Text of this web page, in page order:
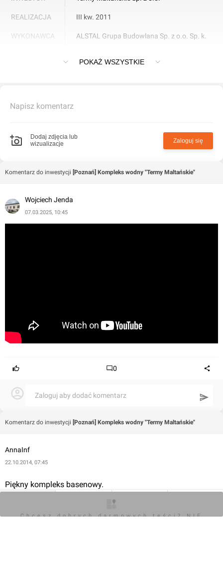
REALIZACJA III kw. 2011
WYKONAWCA ALSTAL Grupa Budowlana Sp. z o.o. Sp. k.
„Termy Maltańskie” to kompleks sportowo-rekreacyjny.
POKAŻ WSZYSTKIE
Napisz komentarz
Dodaj zdjęcia lub
wizualizacje
Zaloguj się
Komentarz do inwestycji [Poznań] Kompleks wodny "Termy Maltańskie"
Wojciech Jenda
07.03.2025, 10:45
0
Zaloguj aby dodać komentarz
Komentarz do inwestycji [Poznań] Kompleks wodny "Termy Maltańskie"
AnnaInf
22.10.2014, 07:45
Piękny kompleks basenowy.
Chcesz dobrych darmowych teści? NIE